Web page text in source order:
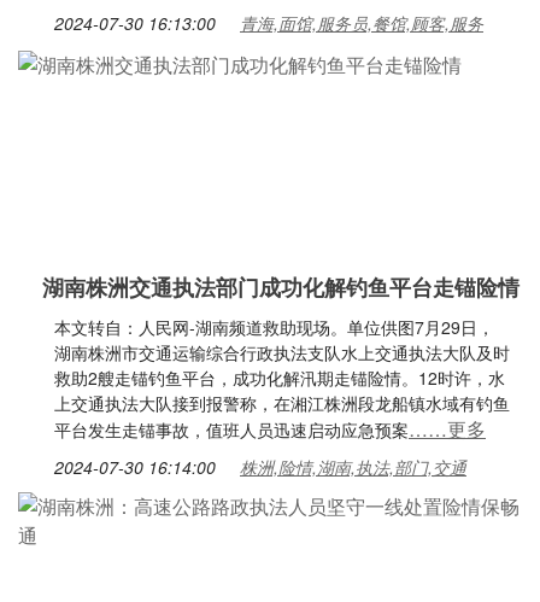
2024-07-30 16:13:00 青海,面馆,服务员,餐馆,顾客,服务
湖南株洲交通执法部门成功化解钓鱼平台走锚险情
本文转自：人民网-湖南频道救助现场。单位供图7月29日，
湖南株洲市交通运输综合行政执法支队水上交通执法大队及时
救助2艘走锚钓鱼平台，成功化解汛期走锚险情。12时许，水
上交通执法大队接到报警称，在湘江株洲段龙船镇水域有钓鱼
平台发生走锚事故，值班人员迅速启动应急预案……更多
2024-07-30 16:14:00 株洲,险情,湖南,执法,部门,交通